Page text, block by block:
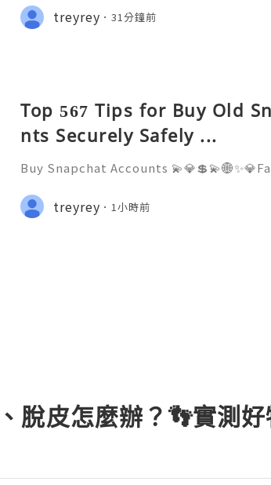
ide 2026) 💫💎💲💫🌐✨💎Fast & Reliable
rt 💫💎💲💫🌐✨💎WhatsApp :+1 (506) 541-7
treyrey 31分鐘前
Top 567 Tips for Buy Old
nts Securely Safely ...
Buy Snapchat Accounts
💫💎💲💫🌐✨💎Telegram:
d: usadigitalhub
treyrey 1小時前
脫皮怎麼辦？👣實測